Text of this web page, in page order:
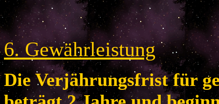
6. Gewährleistung
Die Verjährungsfrist für